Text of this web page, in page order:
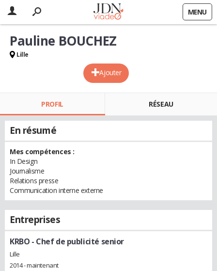
MENU
Ajouter
Pauline BOUCHEZ
Lille
PROFIL RÉSEAU
En résumé
Mes compétences :
In Design
Journalisme
Relations presse
Communication interne externe
Entreprises
KRBO - Chef de publicité senior
Lille
2014 - maintenant